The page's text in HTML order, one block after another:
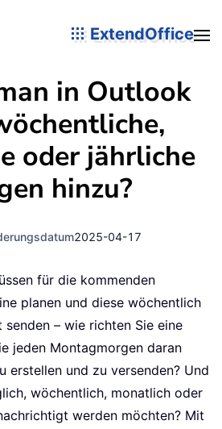
ExtendOffice
in Outlook
oder jährliche
hinzu?
2025-04-17
für die kommenden
planen und diese wöchentlich
senden – wie richten Sie eine
jeden Montagmorgen daran
erstellen und zu versenden? Und
wöchentlich, monatlich oder
werden möchten? Mit